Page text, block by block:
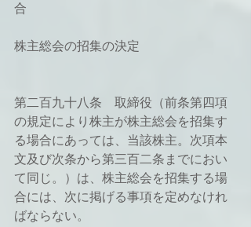
合
株主総会の招集の決定
第二百九十八条　取締役（前条第四項
の規定により株主が株主総会を招集す
る場合にあっては、当該株主。次項本
文及び次条から第三百二条までにおい
て同じ。）は、株主総会を招集する場
合には、次に掲げる事項を定めなけれ
ばならない。